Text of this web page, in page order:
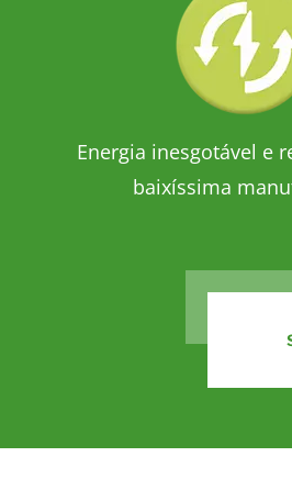
Energia inesgotável e
baixíssima